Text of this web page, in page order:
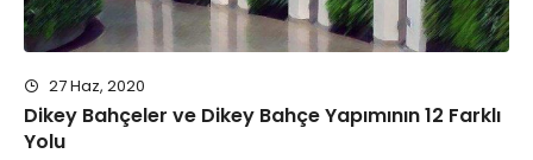
27 Haz, 2020
Dikey Bahçeler ve Dikey Bahçe Yapımının 12 Farklı
Yolu